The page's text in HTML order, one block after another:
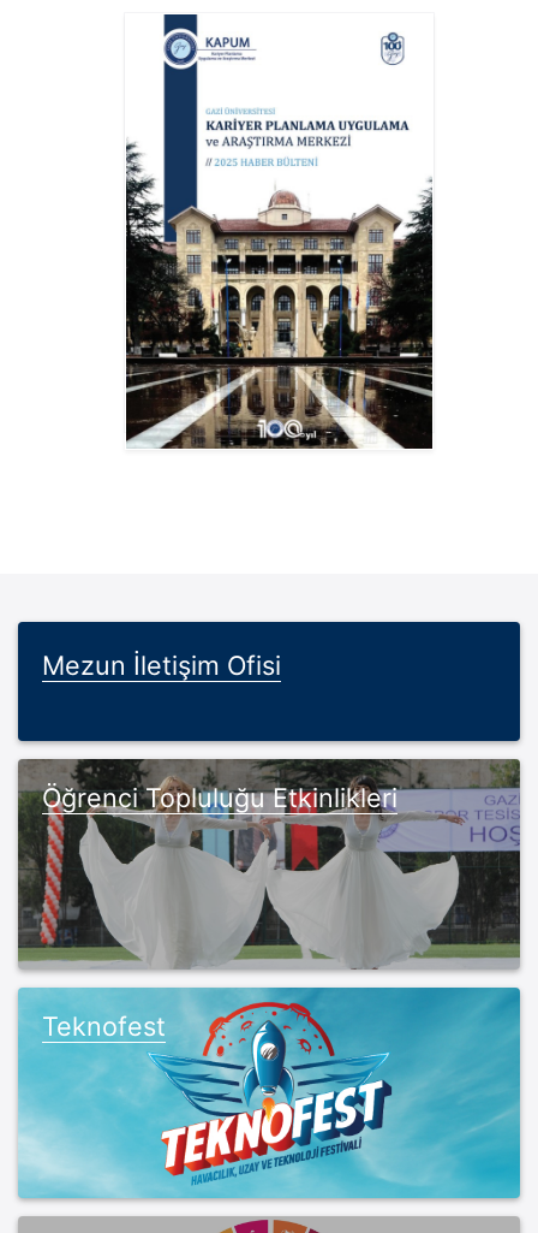
Mezun İletişim Ofisi
Öğrenci Topluluğu Etkinlikleri
Teknofest